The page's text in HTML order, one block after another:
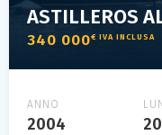
340 000€ IVA INCLUSA
ANNO
2004